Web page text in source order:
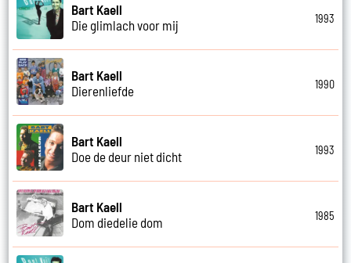
Bart Kaell
Die glimlach voor mij
1993
Bart Kaell
Dierenliefde
1990
Bart Kaell
Doe de deur niet dicht
1993
Bart Kaell
Dom diedelie dom
1985